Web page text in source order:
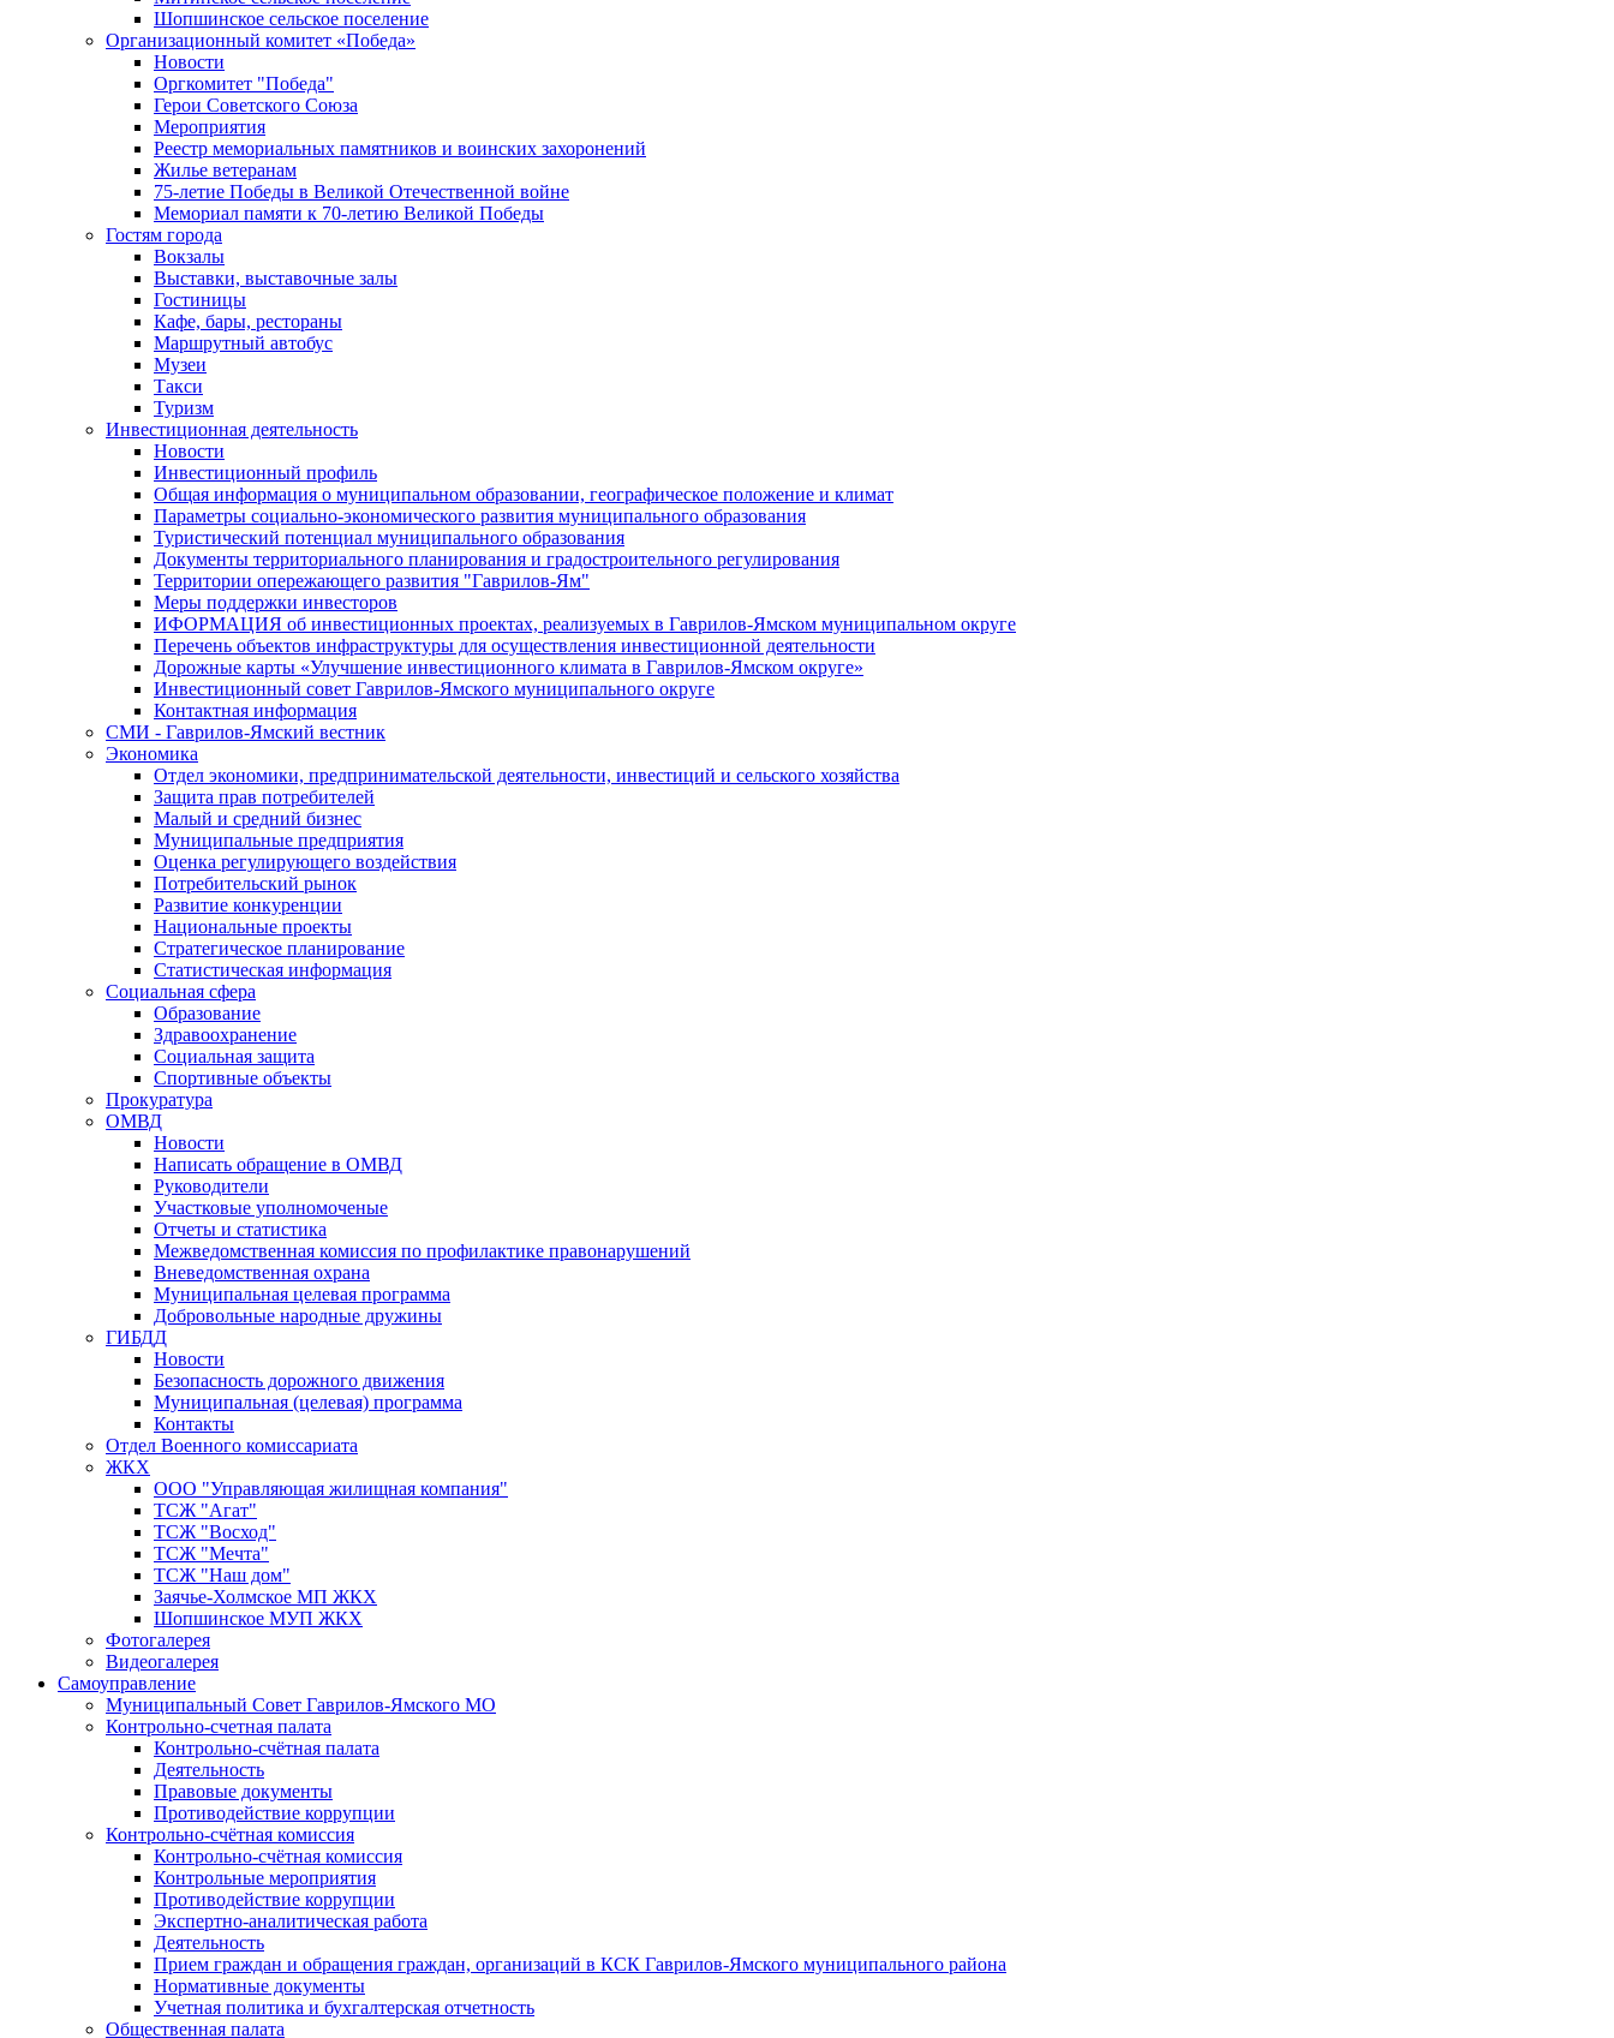
Шопшинское сельское поселение
Организационный комитет «Победа»
Новости
Оргкомитет "Победа"
Герои Советского Союза
Мероприятия
Реестр мемориальных памятников и воинских захоронений
Жилье ветеранам
75-летие Победы в Великой Отечественной войне
Мемориал памяти к 70-летию Великой Победы
Гостям города
Вокзалы
Выставки, выставочные залы
Гостиницы
Кафе, бары, рестораны
Маршрутный автобус
Музеи
Такси
Туризм
Инвестиционная деятельность
Новости
Инвестиционный профиль
Общая информация о муниципальном образовании, географическое положение и климат
Параметры социально-экономического развития муниципального образования
Туристический потенциал муниципального образования
Документы территориального планирования и градостроительного регулирования
Территории опережающего развития "Гаврилов-Ям"
Меры поддержки инвесторов
ИФОРМАЦИЯ об инвестиционных проектах, реализуемых в Гаврилов-Ямском муниципальном округе
Перечень объектов инфраструктуры для осуществления инвестиционной деятельности
Дорожные карты «Улучшение инвестиционного климата в Гаврилов-Ямском округе»
Инвестиционный совет Гаврилов-Ямского муниципального округе
Контактная информация
СМИ - Гаврилов-Ямский вестник
Экономика
Отдел экономики, предпринимательской деятельности, инвестиций и сельского хозяйства
Защита прав потребителей
Малый и средний бизнес
Муниципальные предприятия
Оценка регулирующего воздействия
Потребительский рынок
Развитие конкуренции
Национальные проекты
Стратегическое планирование
Статистическая информация
Социальная сфера
Образование
Здравоохранение
Социальная защита
Спортивные объекты
Прокуратура
ОМВД
Новости
Написать обращение в ОМВД
Руководители
Участковые уполномоченые
Отчеты и статистика
Межведомственная комиссия по профилактике правонарушений
Вневедомственная охрана
Муниципальная целевая программа
Добровольные народные дружины
ГИБДД
Новости
Безопасность дорожного движения
Муниципальная (целевая) программа
Контакты
Отдел Военного комиссариата
ЖКХ
ООО "Управляющая жилищная компания"
ТСЖ "Агат"
ТСЖ "Восход"
ТСЖ "Мечта"
ТСЖ "Наш дом"
Заячье-Холмское МП ЖКХ
Шопшинское МУП ЖКХ
Фотогалерея
Видеогалерея
Самоуправление
Муниципальный Совет Гаврилов-Ямского МО
Контрольно-счетная палата
Контрольно-счётная палата
Деятельность
Правовые документы
Противодействие коррупции
Контрольно-счётная комиссия
Контрольно-счётная комиссия
Контрольные мероприятия
Противодействие коррупции
Экспертно-аналитическая работа
Деятельность
Прием граждан и обращения граждан, организаций в КСК Гаврилов-Ямского муниципального района
Нормативные документы
Учетная политика и бухгалтерская отчетность
Общественная палата